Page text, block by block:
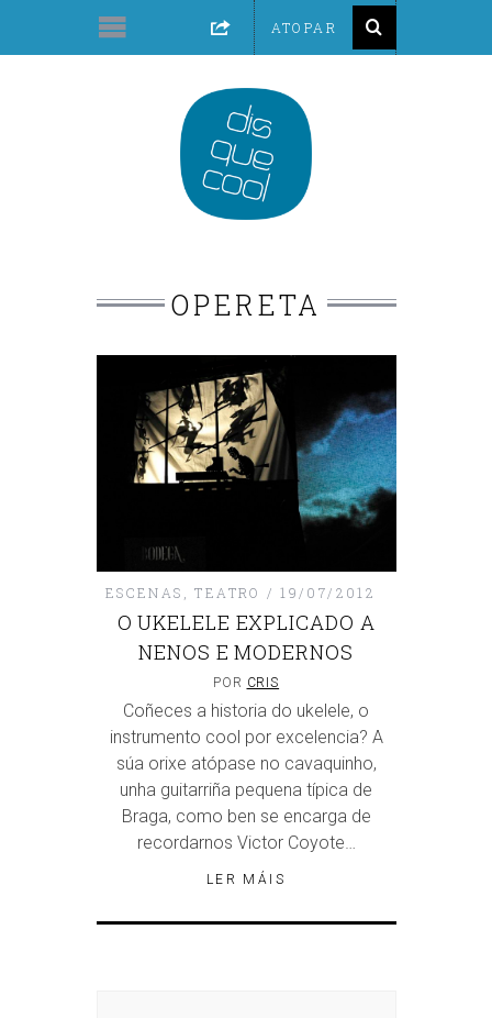
OPERETA
ESCENAS ,TEATRO 19/07/2012
O UKELELE EXPLICADO A
NENOS E MODERNOS
POR CRIS
Coñeces a historia do ukelele, o
instrumento cool por excelencia? A
súa orixe atópase no cavaquinho,
unha guitarriña pequena típica de
Braga, como ben se encarga de
recordarnos Victor Coyote…
LER MÁIS